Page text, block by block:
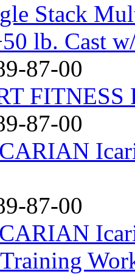
Stack
lb. Cast
87-00
FITNESS
87-00
87-00